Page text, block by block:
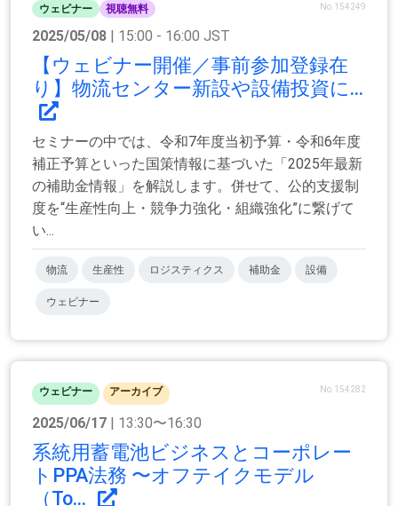
ウェビナー 視聴無料 No.154249
2025/05/08 | 15:00 - 16:00 JST
【ウェビナー開催／事前参加登録在
り】物流センター新設や設備投資に...
セミナーの中では、令和7年度当初予算・令和6年度
補正予算といった国策情報に基づいた「2025年最新
の補助金情報」を解説します。併せて、公的支援制
度を“生産性向上・競争力強化・組織強化”に繋げて
い...
物流 生産性 ロジスティクス 補助金 設備
ウェビナー
ウェビナー アーカイブ No.154282
2025/06/17 | 13:30〜16:30
系統用蓄電池ビジネスとコーポレー
トPPA法務 〜オフテイクモデル
（To...